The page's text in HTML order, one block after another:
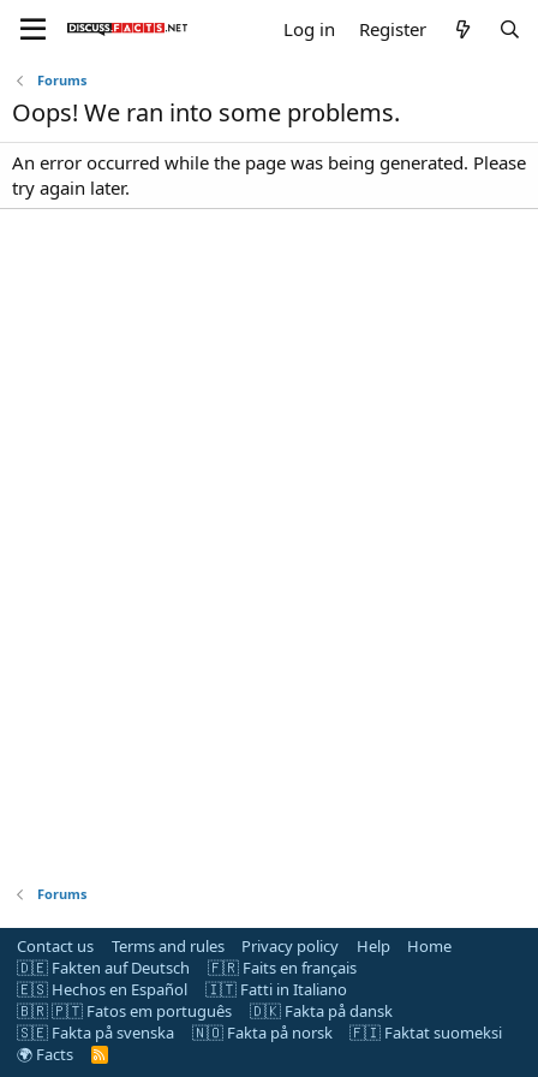
Log in Register
Forums
Oops! We ran into some problems.
An error occurred while the page was being generated. Please
try again later.
Forums
Contact us Terms and rules Privacy policy Help
Home
🇩🇪 Fakten auf Deutsch
🇫🇷 Faits en français
🇪🇸 Hechos en Español
🇮🇹 Fatti in Italiano
🇧🇷 🇵🇹 Fatos em português
🇩🇰 Fakta på dansk
🇸🇪 Fakta på svenska
🇳🇴 Fakta på norsk
🇫🇮 Faktat suomeksi
🌍 Facts
R